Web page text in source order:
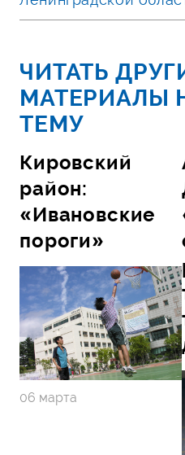
ЧИТАТЬ
МАТЕРИАЛЫ
ТЕМУ
Кировский
район:
«Ивановские
пороги»
06 марта